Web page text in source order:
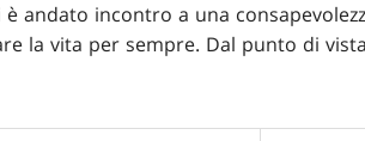
andato incontro a una
la vita per sempre. Dal punto di